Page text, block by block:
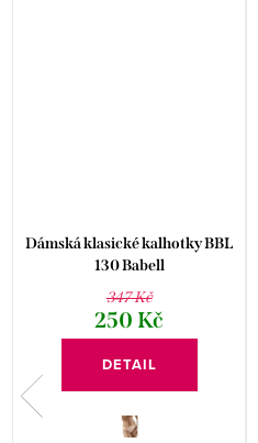
Dámská klasické kalhotky BBL
130 Babell
347 Kč
250 Kč
DETAIL